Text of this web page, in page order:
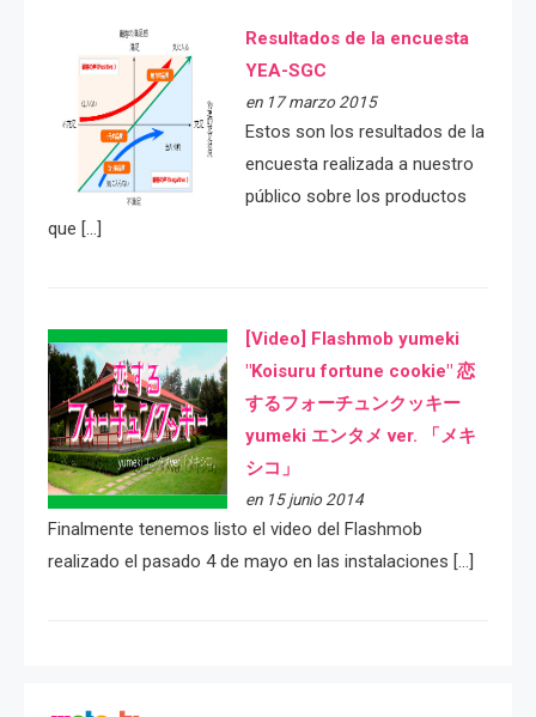
Resultados de la encuesta
YEA-SGC
en 17 marzo 2015
Estos son los resultados de la
encuesta realizada a nuestro
público sobre los productos
que […]
[Video] Flashmob yumeki
"Koisuru fortune cookie" 恋
するフォーチュンクッキー
yumeki エンタメ ver. 「メキ
シコ」
en 15 junio 2014
Finalmente tenemos listo el video del Flashmob
realizado el pasado 4 de mayo en las instalaciones […]